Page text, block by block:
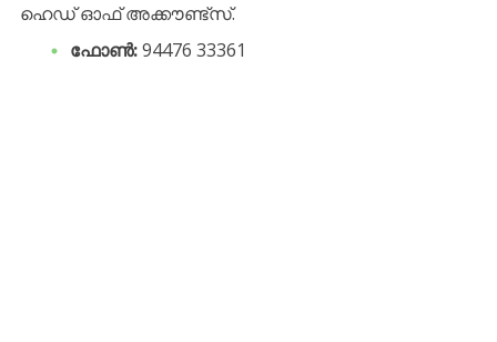
ഹെഡ് ഓഫ് അക്കൗണ്ട്സ്.
ഫോൺ:94476 33361